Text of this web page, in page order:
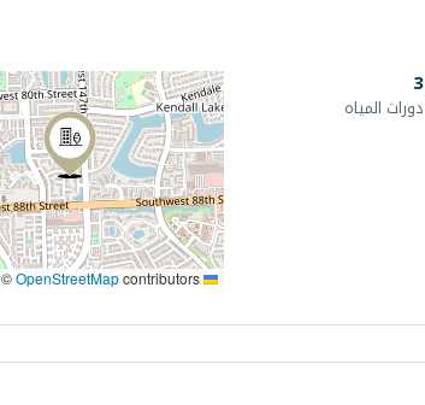
3
دورات المياه
Leaflet
©OpenStreetMapcontributors